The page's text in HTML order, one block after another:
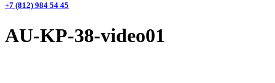
+7 (812) 984 54 45
AU-KP-38-video01